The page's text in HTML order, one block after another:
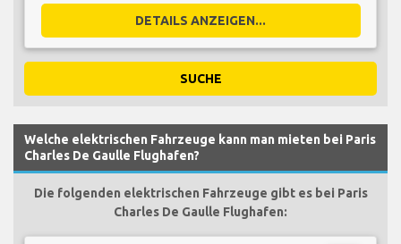
DETAILS ANZEIGEN...
SUCHE
Welche elektrischen Fahrzeuge kann man mieten bei Paris
Charles De Gaulle Flughafen?
Die folgenden elektrischen Fahrzeuge gibt es bei Paris
Charles De Gaulle Flughafen: